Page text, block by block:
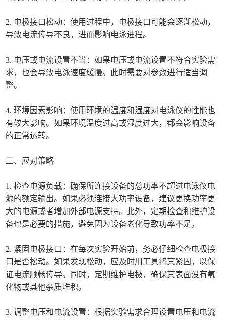
2. 电极接口松动：使用过程中，电极接口可能会逐渐松动，
导致电流传导不良，进而影响电泳进程。
3. 电压或电流设置不当：如果电压或电流设置不符合实验需
求，也会导致电泳速度缓慢。此时需要对参数进行适当调
整。
4. 环境因素影响：使用环境的温度和湿度对电泳仪的性能也
有较大影响。如果环境温度过高或湿度过大，都会影响设备
的正常运转。
二、应对策略
1. 检查电源负载：确保所连接设备的总功率不超过电泳仪电
源的额定输出。如果必须连接大功率设备，建议更换功率更
大的电源或者增加外部电源支持。此外，定期检查和维护设
备也是必要的措施，避免因为设备老化导致功率不足。
2. 紧固电极接口：在每次实验开始前，务必仔细检查电极接
口是否松动。如果发现松动，应及时用工具将其紧固，以保
证电流顺畅传导。同时，定期维护电极，确保其表面没有氧
化物或其他杂质堆积。
3. 调整电压和电流设置：根据实验需求合理设置电压和电流